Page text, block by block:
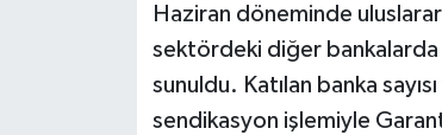
Haziran döneminde
sektördeki diğer bankalarda
sunuldu. Katılan banka
sendikasyon işlemiyle